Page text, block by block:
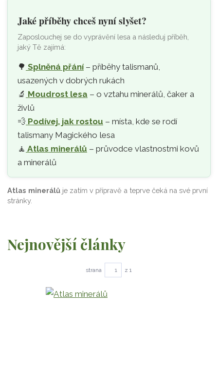
Jaké příběhy chceš nyní slyšet?
Zaposlouchej se do vyprávění lesa a následuj příběh,
jaký Tě zajímá:
🌳 Splněná přání– příběhy talismanů,
usazených v dobrých rukách
🔬 Moudrost lesa – o vztahu minerálů, čaker a
živlů
💨 Podívej, jak rostou – místa, kde se rodí
talismany Magického lesa
🧘‍ Atlas minerálů – průvodce vlastnostmi kovů
a minerálů
Atlas minerálů je zatím v přípravě a teprve čeká na své první
stránky.
Nejnovější články
strana z 1